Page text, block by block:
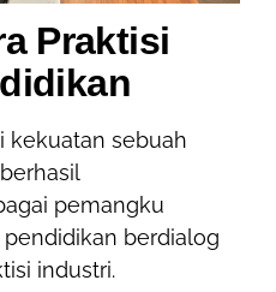
Praktisi
kekuatan sebuah
pemangku
berdialog
industri.